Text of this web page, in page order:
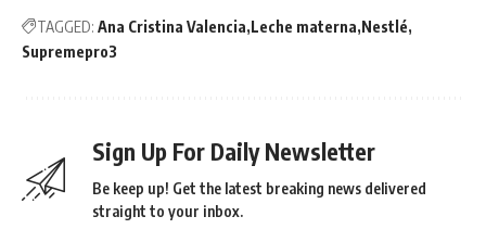
TAGGED: Ana Cristina Valencia Leche materna Nestlé
Supremepro3
Sign Up For Daily Newsletter
Be keep up! Get the latest breaking news delivered
straight to your inbox.